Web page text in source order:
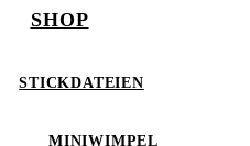
SHOP
STICKDATEIEN
MINIWIMPEL